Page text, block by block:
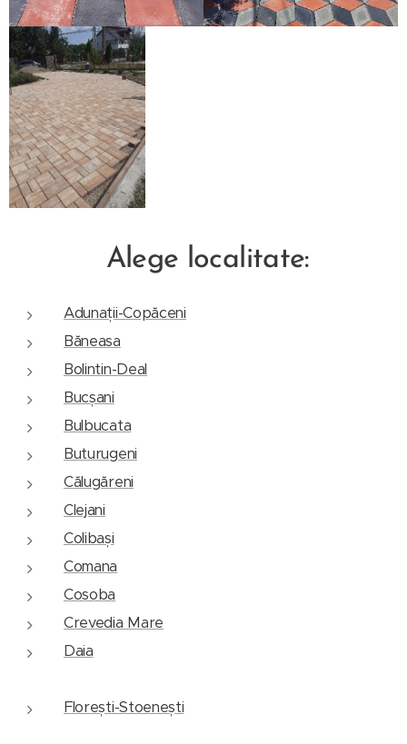
Alege localitate:
Adunații-Copăceni
Băneasa
Bolintin-Deal
Bucșani
Bulbucata
Buturugeni
Călugăreni
Clejani
Colibași
Comana
Cosoba
Crevedia Mare
Daia
Florești-Stoenești